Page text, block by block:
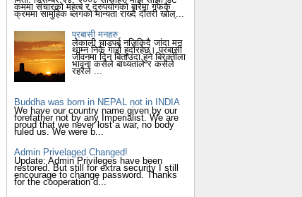
कममा संचारको महत्ब र दुरुपयोगको बारेमा गफकै
क्रममा सामुहिक ब्लगको मान्यता राख्दै दौंतरी खोल्...
प्रबासी मनहरु
लेकाली चाडपर्ब नजिकिदै जांदा मन
थाम्न निकै गार्हो हुदोंरहेछ। प्रबासी
जीवनमा दिन बिताउदा हुने बिरक्तीला
भावना कसैले बाध्यताले र कसैले
रहरैले ...
Buddha was born in NEPAL not in INDIA
We have our country name given by our
forefather not by any Imperialist. We are
proud that we never lost a war, no body
ruled us. We were b...
Admin Privelaged Changed!
Update: Admin Privileges have been
restored. But still for extra security I still
encourage to change password. Thanks
for the cooperation d...